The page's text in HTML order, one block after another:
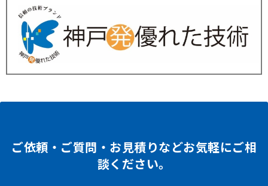
ご依頼・ご質問・お見積りなどお気軽にご相
談ください。